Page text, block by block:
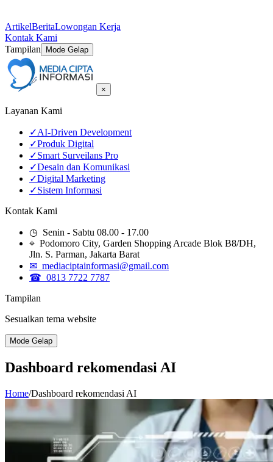
ArtikelBeritaLowongan Kerja
Kontak Kami
Tampilan
Mode Gelap
×
Layanan Kami
✓AI-Driven Development
✓Produk Digital
✓Smart Surveilans Pro
✓Desain dan Komunikasi
✓Digital Marketing
✓Sistem Informasi
Kontak Kami
◷ Senin - Sabtu 08.00 - 17.00
⌖ Podomoro City, Garden Shopping Arcade Blok B8/DH,
Jln. S. Parman, Jakarta Barat
✉ mediaciptainformasi@gmail.com
☎ 0813 7722 7787
Tampilan
Sesuaikan tema website
Mode Gelap
Dashboard rekomendasi AI
Home/Dashboard rekomendasi AI